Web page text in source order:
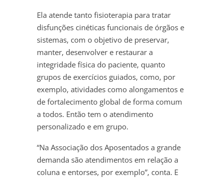
Ela atende tanto fisioterapia para tratar
disfunções cinéticas funcionais de órgãos e
sistemas, com o objetivo de preservar,
manter, desenvolver e restaurar a
integridade física do paciente, quanto
grupos de exercícios guiados, como, por
exemplo, atividades como alongamentos e
de fortalecimento global de forma comum
a todos. Então tem o atendimento
personalizado e em grupo.
“Na Associação dos Aposentados a grande
demanda são atendimentos em relação a
coluna e entorses, por exemplo”, conta. E